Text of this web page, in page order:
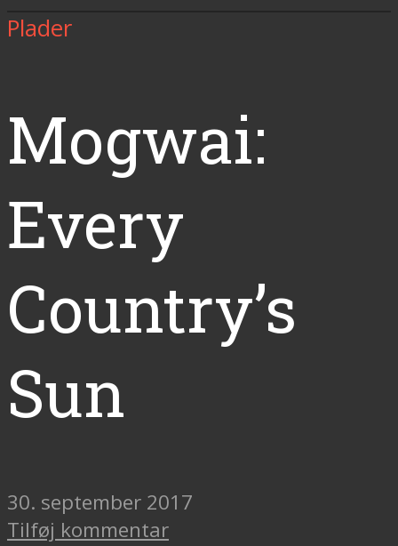
Plader
Mogwai:
Every
Country’s
Sun
30. september 2017
Tilføj kommentar